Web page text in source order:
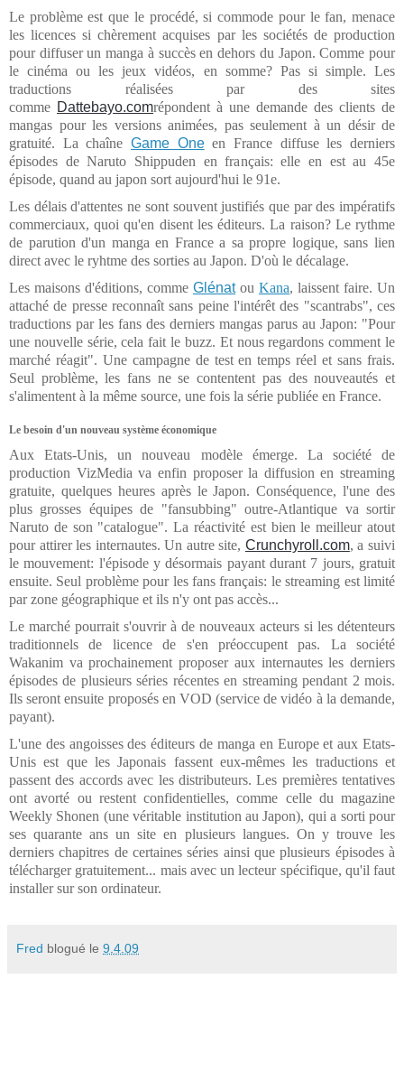
Le problème est que le procédé, si commode pour le fan, menace
les licences si chèrement acquises par les sociétés de production
pour diffuser un manga à succès en dehors du Japon. Comme pour
le cinéma ou les jeux vidéos, en somme? Pas si simple. Les
traductions réalisées par des sites
comme Dattebayo.comrépondent à une demande des clients de
mangas pour les versions animées, pas seulement à un désir de
gratuité. La chaîne Game Oneen France diffuse les derniers
épisodes de Naruto Shippuden en français: elle en est au 45e
épisode, quand au japon sort aujourd'hui le 91e.
Les délais d'attentes ne sont souvent justifiés que par des impératifs
commerciaux, quoi qu'en disent les éditeurs. La raison? Le rythme
de parution d'un manga en France a sa propre logique, sans lien
direct avec le ryhtme des sorties au Japon. D'où le décalage.
Les maisons d'éditions, comme Glénatou Kana, laissent faire. Un
attaché de presse reconnaît sans peine l'intérêt des "scantrabs", ces
traductions par les fans des derniers mangas parus au Japon: "Pour
une nouvelle série, cela fait le buzz. Et nous regardons comment le
marché réagit". Une campagne de test en temps réel et sans frais.
Seul problème, les fans ne se contentent pas des nouveautés et
s'alimentent à la même source, une fois la série publiée en France.
Le besoin d'un nouveau système économique
Aux Etats-Unis, un nouveau modèle émerge. La société de
production VizMedia va enfin proposer la diffusion en streaming
gratuite, quelques heures après le Japon. Conséquence, l'une des
plus grosses équipes de "fansubbing" outre-Atlantique va sortir
Naruto de son "catalogue". La réactivité est bien le meilleur atout
pour attirer les internautes. Un autre site, Crunchyroll.com, a suivi
le mouvement: l'épisode y désormais payant durant 7 jours, gratuit
ensuite. Seul problème pour les fans français: le streaming est limité
par zone géographique et ils n'y ont pas accès...
Le marché pourrait s'ouvrir à de nouveaux acteurs si les détenteurs
traditionnels de licence de s'en préoccupent pas. La société
Wakanim va prochainement proposer aux internautes les derniers
épisodes de plusieurs séries récentes en streaming pendant 2 mois.
Ils seront ensuite proposés en VOD (service de vidéo à la demande,
payant).
L'une des angoisses des éditeurs de manga en Europe et aux Etats-
Unis est que les Japonais fassent eux-mêmes les traductions et
passent des accords avec les distributeurs. Les premières tentatives
ont avorté ou restent confidentielles, comme celle du magazine
Weekly Shonen (une véritable institution au Japon), qui a sorti pour
ses quarante ans un site en plusieurs langues. On y trouve les
derniers chapitres de certaines séries ainsi que plusieurs épisodes à
télécharger gratuitement... mais avec un lecteur spécifique, qu'il faut
installer sur son ordinateur.
Fred blogué le 9.4.09